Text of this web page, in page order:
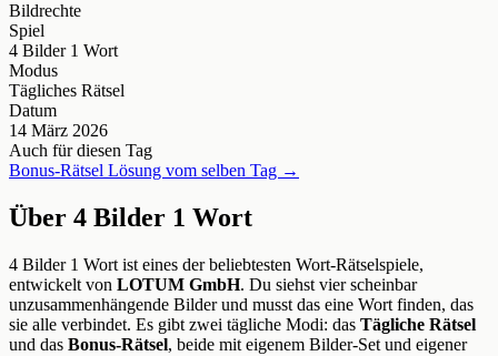
Bildrechte
Spiel
4 Bilder 1 Wort
Modus
Tägliches Rätsel
Datum
14 März 2026
Auch für diesen Tag
Bonus-Rätsel Lösung vom selben Tag →
Über 4 Bilder 1 Wort
4 Bilder 1 Wort ist eines der beliebtesten Wort-Rätselspiele,
entwickelt von LOTUM GmbH. Du siehst vier scheinbar
unzusammenhängende Bilder und musst das eine Wort finden, das
sie alle verbindet. Es gibt zwei tägliche Modi: das Tägliche Rätsel
und das Bonus-Rätsel, beide mit eigenem Bilder-Set und eigener